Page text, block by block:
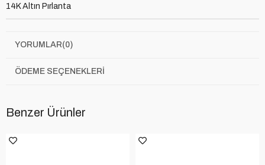
14K Altın Pırlanta
YORUMLAR(0)
ÖDEME SEÇENEKLERI
Benzer Ürünler